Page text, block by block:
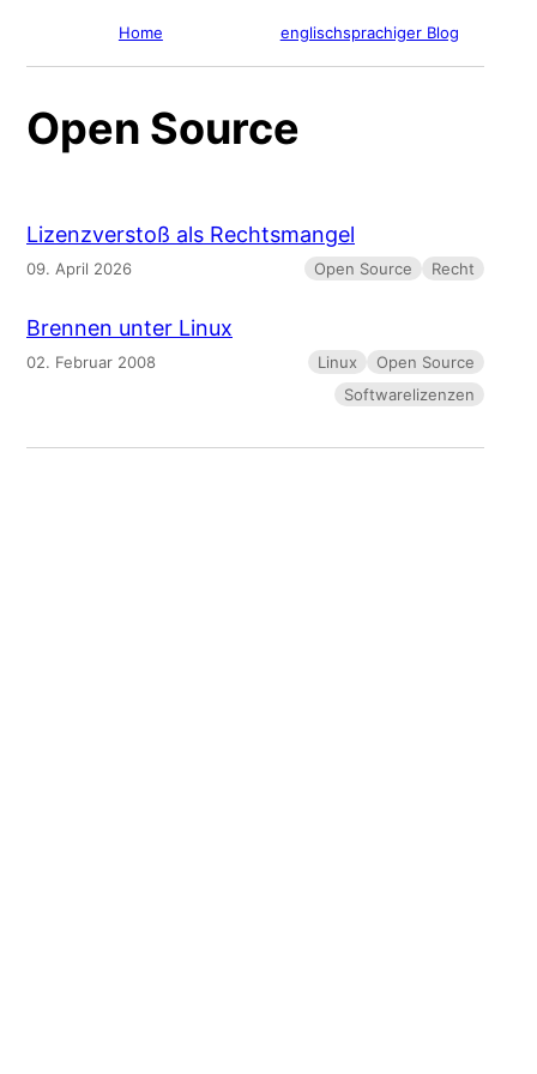
Home englischsprachiger Blog
Open Source
Lizenzverstoß als Rechtsmangel
09. April 2026 Open Source Recht
Brennen unter Linux
02. Februar 2008 Linux
Open Source
Softwarelizenzen